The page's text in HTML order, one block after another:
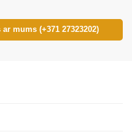
mums (+371 27323202)